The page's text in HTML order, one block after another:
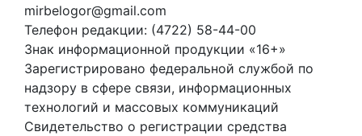
mirbelogor@gmail.com
Телефон редакции: (4722) 58-44-00
Знак информационной продукции «16+»
Зарегистрировано федеральной службой по
надзору в сфере связи, информационных
технологий и массовых коммуникаций
Свидетельство о регистрации средства